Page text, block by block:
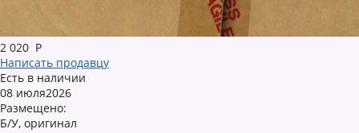
2 020 Р
Написать продавцу
Есть в наличии
08 июля2026
Размещено:
Б/У, оригинал